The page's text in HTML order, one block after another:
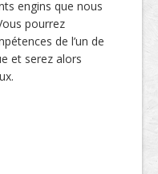
engins que nous
pourrez
de l’un de
et serez alors